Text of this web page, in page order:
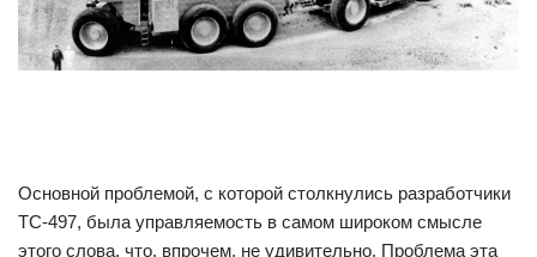
Основной проблемой, с которой столкнулись разработчики
TC-497, была управляемость в самом широком смысле
этого слова, что, впрочем, не удивительно. Проблема эта